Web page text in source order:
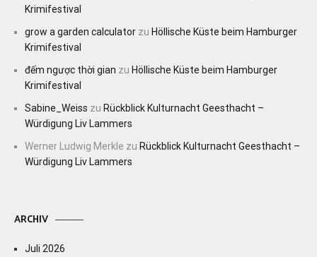
Krimifestival
grow a garden calculator zu Höllische Küste beim Hamburger
Krimifestival
đếm ngược thời gian zu Höllische Küste beim Hamburger
Krimifestival
Sabine_Weiss zu Rückblick Kulturnacht Geesthacht –
Würdigung Liv Lammers
Werner Ludwig Merkle zu Rückblick Kulturnacht Geesthacht –
Würdigung Liv Lammers
ARCHIV
Juli 2026